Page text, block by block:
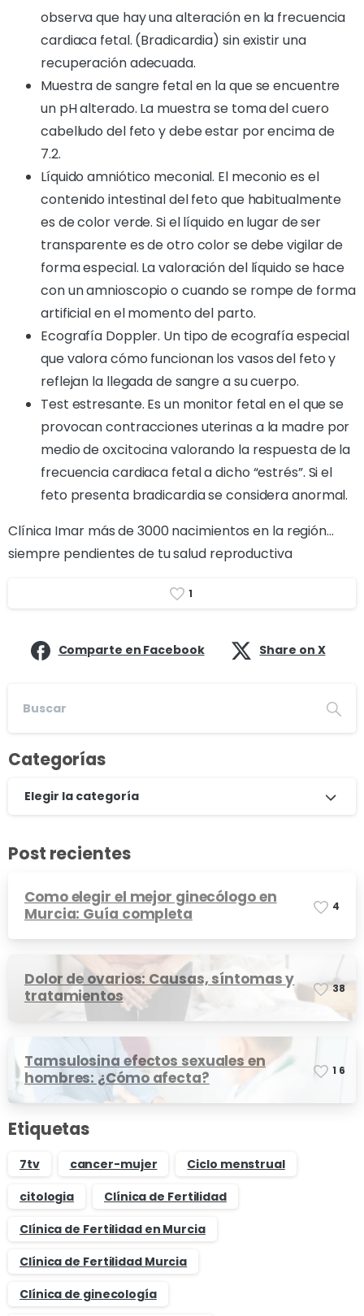
observa que hay una alteración en la frecuencia
cardiaca fetal. (Bradicardia) sin existir una
recuperación adecuada.
Muestra de sangre fetal en la que se encuentre
un pH alterado. La muestra se toma del cuero
cabelludo del feto y debe estar por encima de
7.2.
Líquido amniótico meconial. El meconio es el
contenido intestinal del feto que habitualmente
es de color verde. Si el líquido en lugar de ser
transparente es de otro color se debe vigilar de
forma especial. La valoración del líquido se hace
con un amnioscopio o cuando se rompe de forma
artificial en el momento del parto.
Ecografía Doppler. Un tipo de ecografía especial
que valora cómo funcionan los vasos del feto y
reflejan la llegada de sangre a su cuerpo.
Test estresante. Es un monitor fetal en el que se
provocan contracciones uterinas a la madre por
medio de oxcitocina valorando la respuesta de la
frecuencia cardiaca fetal a dicho “estrés”. Si el
feto presenta bradicardia se considera anormal.
Clínica Imar más de 3000 nacimientos en la región…
siempre pendientes de tu salud reproductiva
1
Comparte en Facebook Share on X
Categorías
Elegir la categoría
Post recientes
Como elegir el mejor ginecólogo en
Murcia: Guía completa
4
Dolor de ovarios: Causas, síntomas y
tratamientos
38
Tamsulosina efectos sexuales en
hombres: ¿Cómo afecta?
1 6
Etiquetas
7tv cancer-mujer
Ciclo menstrual
citologia
Clínica de Fertilidad
Clínica de Fertilidad en Murcia
Clínica de Fertilidad Murcia
Clínica de ginecología